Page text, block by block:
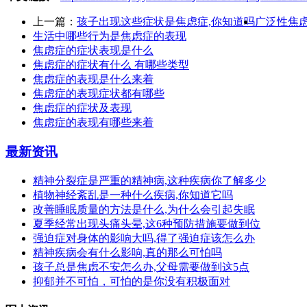
上一篇： 孩子出现这些症状是焦虑症,你知道吗广泛性焦
生活中哪些行为是焦虑症的表现
焦虑症的症状表现是什么
焦虑症的症状有什么 有哪些类型
焦虑症的表现是什么来着
焦虑症的表现症状都有哪些
焦虑症的症状及表现
焦虑症的表现有哪些来着
最新资讯
精神分裂症是严重的精神病,这种疾病你了解多少
植物神经紊乱是一种什么疾病,你知道它吗
改善睡眠质量的方法是什么,为什么会引起失眠
夏季经常出现头痛头晕,这6种预防措施要做到位
强迫症对身体的影响大吗,得了强迫症该怎么办
精神疾病会有什么影响,真的那么可怕吗
孩子总是焦虑不安怎么办,父母需要做到这5点
抑郁并不可怕，可怕的是你没有积极面对